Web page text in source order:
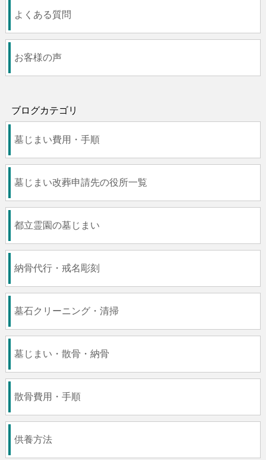
よくある質問
お客様の声
ブログカテゴリ
墓じまい費用・手順
墓じまい改葬申請先の役所一覧
都立霊園の墓じまい
納骨代行・戒名彫刻
墓石クリーニング・清掃
墓じまい・散骨・納骨
散骨費用・手順
供養方法